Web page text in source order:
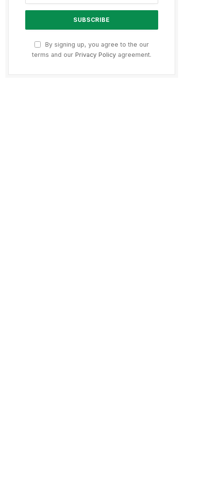
By signing up, you agree to the our
terms and our Privacy Policy agreement.